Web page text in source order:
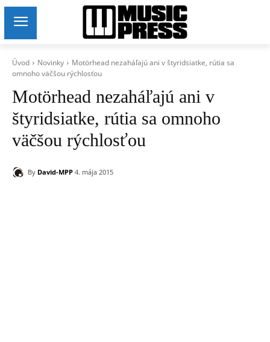
Úvod Novinky
Motörhead nezaháľajú ani v štyridsiatke, rútia sa
omnoho väčšou rýchlosťou
Motörhead nezaháľajú ani v
štyridsiatke, rútia sa omnoho
väčšou rýchlosťou
By David-MPP 4. mája 2015